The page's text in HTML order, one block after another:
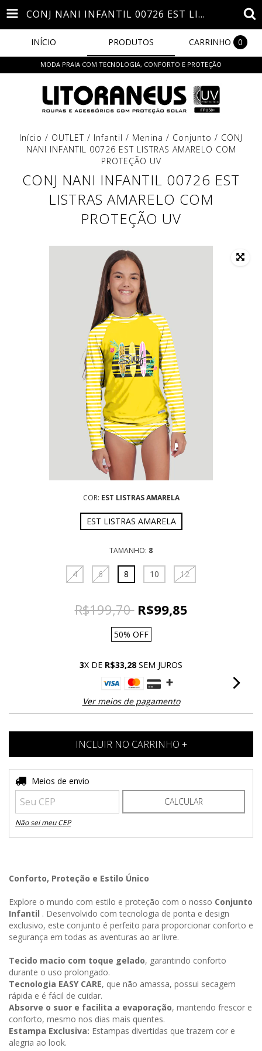
CONJ NANI INFANTIL 00726 EST LISTRAS AMARELO COM PROTEÇÃO UV
INÍCIO PRODUTOS CARRINHO 0
MODA PRAIA COM TECNOLOGIA, CONFORTO E PROTEÇÃO
Início / OUTLET / Infantil / Menina / Conjunto / CONJ
NANI INFANTIL 00726 EST LISTRAS AMARELO COM
PROTEÇÃO UV
CONJ NANI INFANTIL 00726 EST
LISTRAS AMARELO COM
PROTEÇÃO UV
COR: EST LISTRAS AMARELA
EST LISTRAS AMARELA
TAMANHO: 8
4 6 8 10 12
R$199,70 R$99,85
50% OFF
3X DE R$33,28 SEM JUROS
Ver meios de pagamento
Entregas para o CEP:
Meios de envio
CALCULAR
Não sei meu CEP
Conforto, Proteção e Estilo Único
Explore o mundo com estilo e proteção com o nosso Conjunto
Infantil . Desenvolvido com tecnologia de ponta e design
exclusivo, este conjunto é perfeito para proporcionar conforto e
segurança em todas as aventuras ao ar livre.
Tecido macio com toque gelado, garantindo conforto
durante o uso prolongado.
Tecnologia EASY CARE, que não amassa, possui secagem
rápida e é fácil de cuidar.
Absorve o suor e facilita a evaporação, mantendo frescor e
conforto, mesmo nos dias mais quentes.
Estampa Exclusiva: Estampas divertidas que trazem cor e
alegria ao look.